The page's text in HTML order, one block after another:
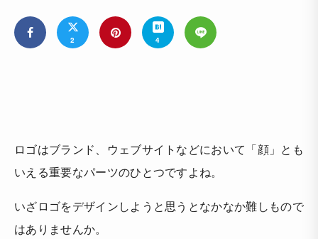
2 4
ロゴはブランド、ウェブサイトなどにおいて「顔」とも
いえる重要なパーツのひとつですよね。
いざロゴをデザインしようと思うとなかなか難しもので
はありませんか。